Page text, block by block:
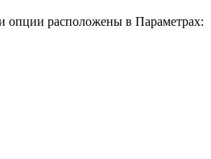
опции расположены в Параметрах: